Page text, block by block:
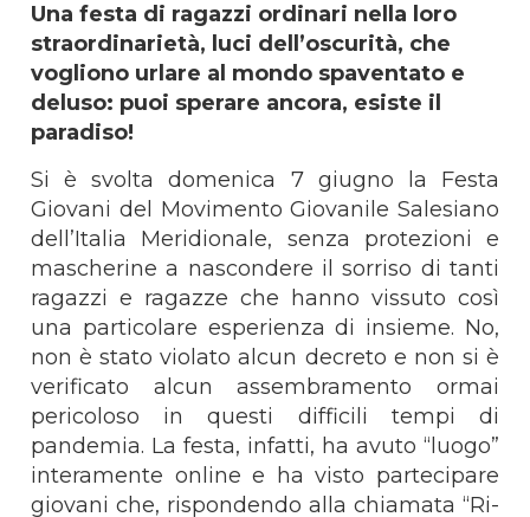
Una festa di ragazzi ordinari nella loro
straordinarietà, luci dell’oscurità, che
vogliono urlare al mondo spaventato e
deluso: puoi sperare ancora, esiste il
paradiso!
Si è svolta domenica 7 giugno la Festa
Giovani del Movimento Giovanile Salesiano
dell’Italia Meridionale, senza protezioni e
mascherine a nascondere il sorriso di tanti
ragazzi e ragazze che hanno vissuto così
una particolare esperienza di insieme. No,
non è stato violato alcun decreto e non si è
verificato alcun assembramento ormai
pericoloso in questi difficili tempi di
pandemia. La festa, infatti, ha avuto “luogo”
interamente online e ha visto partecipare
giovani che, rispondendo alla chiamata “Ri-